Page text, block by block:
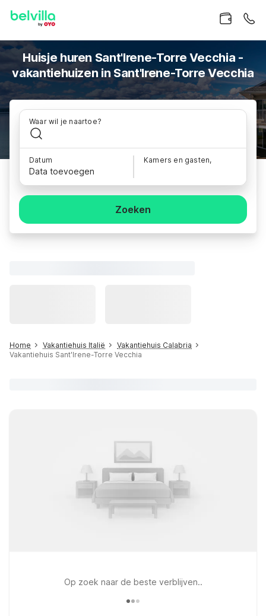
Huisje huren Sant'Irene-Torre Vecchia -
vakantiehuizen in Sant'Irene-Torre Vecchia
Waar wil je naartoe?
Datum
Data toevoegen
Kamers en gasten,
Zoeken
Home Vakantiehuis Italië
Vakantiehuis Calabria
Vakantiehuis Sant'Irene-Torre Vecchia
Op zoek naar de beste verblijven..